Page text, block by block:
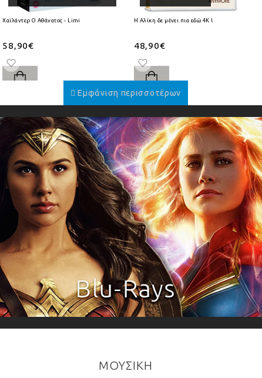
Χαϊλάντερ Ο Αθάνατος - Limited Collectors Edition 4K Ultra HD + Blu-Ray
58,90€
Η Αλίκη δε μένει πια εδώ 4K Ultra HD + Blu-Ray
48,90€
ΜΟΥΣΙΚΗ